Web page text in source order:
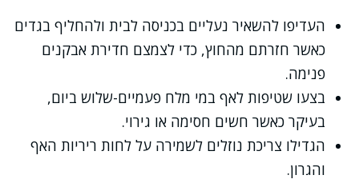
העדיפו להשאיר נעליים בכניסה לבית ולהחליף בגדים
כאשר חזרתם מהחוץ, כדי לצמצם חדירת אבקנים
פנימה.
בצעו שטיפות לאף במי מלח פעמיים-שלוש ביום,
בעיקר כאשר חשים חסימה או גירוי.
הגדילו צריכת נוזלים לשמירה על לחות ריריות האף
והגרון.